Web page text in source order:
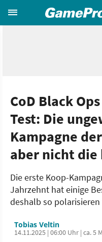
CoD Black
Test: Die
Kampagne
aber nicht die
Die erste Koop-
Jahrzehnt hat einige
deshalb so
Tobias Veltin
14.11.2025 | 06:00 Uhr | ca. 5